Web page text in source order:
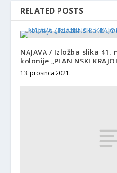
RELATED POSTS
NAJAVA / Izložba slika
kolonije „PLANINSKI
13. prosinca 2021.